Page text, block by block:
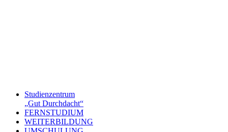
Studienzentrum
„Gut Durchdacht“
FERNSTUDIUM
WEITERBILDUNG